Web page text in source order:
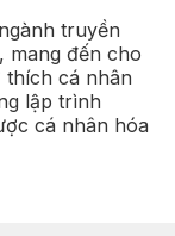
truyền
mang đến cho
thích cá nhân
lập trình
cá nhân hóa